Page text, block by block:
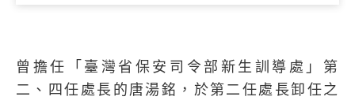
曾擔任「臺灣省保安司令部新生訓導處」第
二、四任處長的唐湯銘，於第二任處長卸任之